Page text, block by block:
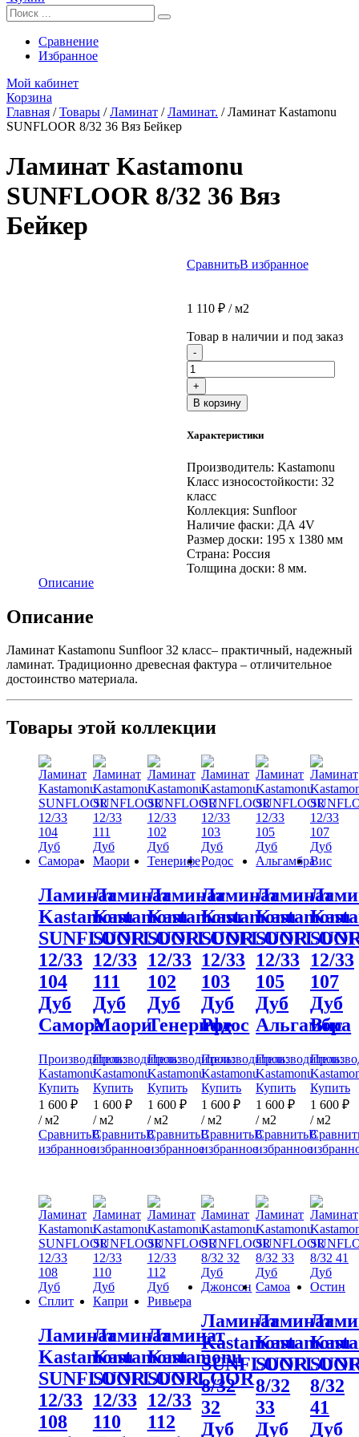
Сравнение
Избранное
Мой кабинет
Корзина
Главная /Товары /Ламинат /Ламинат. /Ламинат Kastamonu
SUNFLOOR 8/32 36 Вяз Бейкер
Ламинат Kastamonu
SUNFLOOR 8/32 36 Вяз
Бейкер
СравнитьВ избранное
1 110 ₽/ м2
Товар в наличии и под заказ
- Количество
товара
Ламинат
Kastamonu
SUNFLOOR
36
Бейкер
+
В корзину
Характеристики
Производитель: Kastamonu
Класс износостойкости: 32
класс
Коллекция: Sunfloor
Наличие фаски: ДА 4V
Размер доски: 195 х 1380 мм
Страна: Россия
Толщина доски: 8 мм.
Описание
Описание
Ламинат Kastamonu Sunfloor 32 класс– практичный, надежный
ламинат. Традиционно древесная фактура – отличительное
достоинство материала.
Товары этой коллекции
Ламинат
Kastamonu
SUNFLOOR
12/33
104
Дуб
Самора
Производитель:
Kastamonu
Купить
1 600 ₽
/ м2
СравнитьВ
избранное
Ламинат
Kastamonu
SUNFLOOR
12/33
111
Дуб
Маори
Производитель:
Kastamonu
Купить
1 600 ₽
/ м2
СравнитьВ
избранное
Ламинат
Kastamonu
SUNFLOOR
12/33
102
Дуб
Тенерифе
Производитель:
Kastamonu
Купить
1 600 ₽
/ м2
СравнитьВ
избранное
Ламинат
Kastamonu
SUNFLOOR
12/33
103
Дуб
Родос
Производитель:
Kastamonu
Купить
1 600₽
/ м2
СравнитьВ
избранное
Ламинат
Kastamonu
12/33
105
Дуб
Альгамбра
Производитель:
Kastamonu
Купить
1 600₽
/ м2
СравнитьВ
избранное
12/33
107
Дуб
Вис
Купить
1 600 ₽
/ м2
Ламинат
Kastamonu
SUNFLOOR
12/33
108
Ламинат
Kastamonu
SUNFLOOR
12/33
110
Ламинат
Kastamonu
SUNFLOOR
12/33
112
Ламинат
Kastamonu
SUNFLOOR
8/32
32
Дуб
Ламинат
Kastamonu
8/32
33
Дуб
8/32
41
Дуб